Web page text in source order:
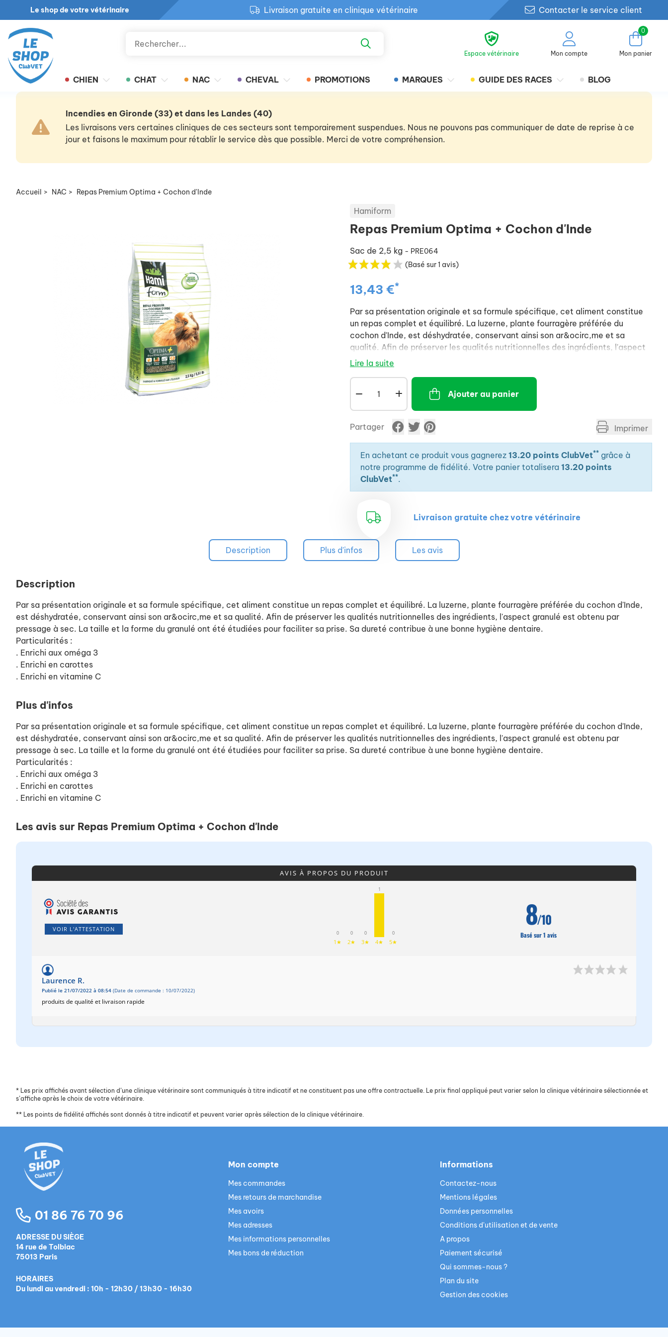
Le shop de votre vétérinaire
Livraison gratuite en clinique vétérinaire
Retour produit gratuit en clinique
Contacter le service client
Espace vétérinaire Mon compte
0
Mon panier
CHIEN CHAT NAC CHEVAL PROMOTIONS MARQUES GUIDE DES RACES BLOG
Incendies en Gironde (33) et dans les Landes (40)
Les livraisons vers certaines cliniques de ces secteurs sont temporairement suspendues. Nous ne pouvons pas communiquer de date de reprise à ce
jour et faisons le maximum pour rétablir le service dès que possible. Merci de votre compréhension.
Accueil > NAC > Repas Premium Optima + Cochon d'Inde
Hamiform
Repas Premium Optima + Cochon d'Inde
Sac de 2,5 kg - PRE064
(Basé sur 1 avis)
13,43 €*
Par sa présentation originale et sa formule spécifique, cet aliment constitue
un repas complet et équilibré. La luzerne, plante fourragère préférée du
cochon d'Inde, est déshydratée, conservant ainsi son ar&ocirc,me et sa
qualité. Afin de préserver les qualités nutritionnelles des ingrédients, l'aspect
granulé est obtenu par pressage à sec. La taille et la forme du granulé ont été
Particularités :
. Enrichi aux oméga 3
. Enrichi en carottes
. Enrichi en vitamine C
Lire la suite
Ajouter au panier
Partager Imprimer
En achetant ce produit vous gagnerez 13.20 points ClubVet** grâce à
notre programme de fidélité. Votre panier totalisera 13.20 points
ClubVet**.
Livraison gratuite chez votre vétérinaire
Description Plus d'infos Les avis
Description
Par sa présentation originale et sa formule spécifique, cet aliment constitue un repas complet et équilibré. La luzerne, plante fourragère préférée du cochon d'Inde,
est déshydratée, conservant ainsi son ar&ocirc,me et sa qualité. Afin de préserver les qualités nutritionnelles des ingrédients, l'aspect granulé est obtenu par
pressage à sec. La taille et la forme du granulé ont été étudiées pour faciliter sa prise. Sa dureté contribue à une bonne hygiène dentaire.
Particularités :
. Enrichi aux oméga 3
. Enrichi en carottes
. Enrichi en vitamine C
Plus d'infos
Par sa présentation originale et sa formule spécifique, cet aliment constitue un repas complet et équilibré. La luzerne, plante fourragère préférée du cochon d'Inde,
est déshydratée, conservant ainsi son ar&ocirc,me et sa qualité. Afin de préserver les qualités nutritionnelles des ingrédients, l'aspect granulé est obtenu par
pressage à sec. La taille et la forme du granulé ont été étudiées pour faciliter sa prise. Sa dureté contribue à une bonne hygiène dentaire.
Particularités :
. Enrichi aux oméga 3
. Enrichi en carottes
. Enrichi en vitamine C
Les avis sur Repas Premium Optima + Cochon d'Inde
AVIS À PROPOS DU PRODUIT
VOIR L'ATTESTATION
0
1★
0
2★
0
3★
1
4★
0
5★
8/10
Basé sur 1 avis
Laurence R.
Publié le 21/07/2022 à 08:54 (Date de commande : 10/07/2022)
produits de qualité et livraison rapide
* Les prix affichés avant sélection d’une clinique vétérinaire sont communiqués à titre indicatif et ne constituent pas une offre contractuelle. Le prix final appliqué peut varier selon la clinique vétérinaire sélectionnée et
s’affiche après le choix de votre vétérinaire.
** Les points de fidélité affichés sont donnés à titre indicatif et peuvent varier après sélection de la clinique vétérinaire.
01 86 76 70 96
ADRESSE DU SIÈGE
14 rue de Tolbiac
75013 Paris
HORAIRES
Du lundi au vendredi : 10h - 12h30 / 13h30 - 16h30
Mon compte
Mes commandes
Mes retours de marchandise
Mes avoirs
Mes adresses
Mes informations personnelles
Mes bons de réduction
Informations
Contactez-nous
Mentions légales
Données personnelles
Conditions d'utilisation et de vente
A propos
Paiement sécurisé
Qui sommes-nous ?
Plan du site
Gestion des cookies